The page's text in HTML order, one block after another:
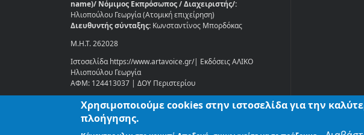
name)/ Νόμιμος Εκπρόσωπος / Διαχειριστής/:
Ηλιοπούλου Γεωργία (Ατομική επιχείρηση)
Διευθυντής σύνταξης: Κωνσταντίνος Μπορδόκας
Μ.Η.Τ. 262028
Ιστοσελίδα https://www.artavoice.gr/| Εκδόσεις ΑΛΙΚΟ
Ηλιοπούλου Γεωργία
ΑΦΜ: 124413037 | ΔΟΥ Περιστερίου
Στοιχεία επικοινωνίας:
Δημοκρίτου 2, Περιστέρι, ΤΚ: 12134
Χρησιμοποιούμε cookies στην ιστοσελίδα για την
πλοήγησης.